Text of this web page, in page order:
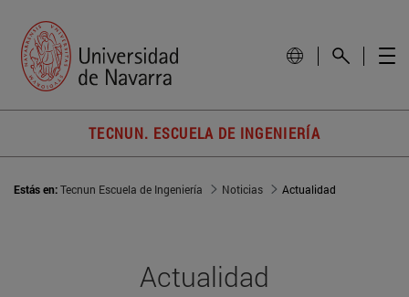
TECNUN. ESCUELA DE INGENIERÍA
Estás en:Tecnun Escuela de Ingeniería Noticias Actualidad
Actualidad